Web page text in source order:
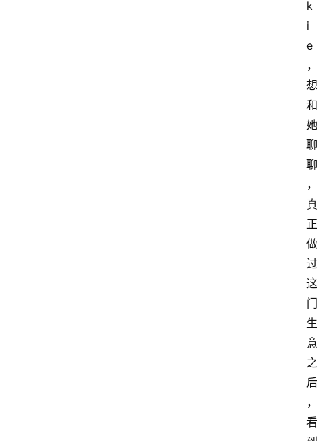
k
i
e
，
想
和
她
聊
聊
，
真
正
做
过
这
门
生
意
之
后
，
看